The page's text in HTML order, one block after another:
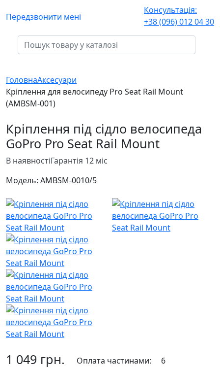
Передзвонити мені
Консультація:
+38 (096) 012 04 30
ГоловнаАксесуари
Кріплення для велосипеду Pro Seat Rail Mount
(AMBSM-001)
Кріплення під сідло велосипеда
GoPro Pro Seat Rail Mount
В наявностіГарантія 12 міс
Модель: AMBSM-0010/5
1 049 грн. Оплата частинами: 6